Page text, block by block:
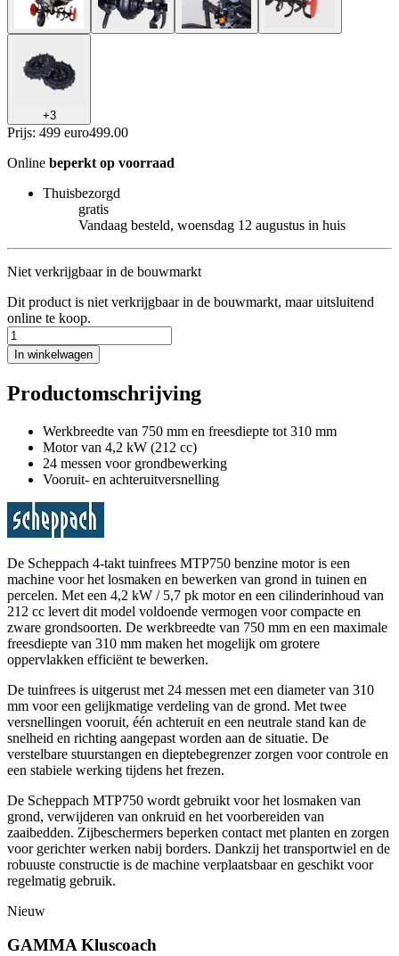
+3
Prijs: 499 euro499.00
Online beperkt op voorraad
Thuisbezorgd
gratis
Vandaag besteld, woensdag 12 augustus in huis
Niet verkrijgbaar in de bouwmarkt
Dit product is niet verkrijgbaar in de bouwmarkt, maar uitsluitend
online te koop.
In winkelwagen
Productomschrijving
Werkbreedte van 750 mm en freesdiepte tot 310 mm
Motor van 4,2 kW (212 cc)
24 messen voor grondbewerking
Vooruit- en achteruitversnelling
De Scheppach 4-takt tuinfrees MTP750 benzine motor is een
machine voor het losmaken en bewerken van grond in tuinen en
percelen. Met een 4,2 kW / 5,7 pk motor en een cilinderinhoud van
212 cc levert dit model voldoende vermogen voor compacte en
zware grondsoorten. De werkbreedte van 750 mm en een maximale
freesdiepte van 310 mm maken het mogelijk om grotere
oppervlakken efficiënt te bewerken.
De tuinfrees is uitgerust met 24 messen met een diameter van 310
mm voor een gelijkmatige verdeling van de grond. Met twee
versnellingen vooruit, één achteruit en een neutrale stand kan de
snelheid en richting aangepast worden aan de situatie. De
verstelbare stuurstangen en dieptebegrenzer zorgen voor controle en
een stabiele werking tijdens het frezen.
De Scheppach MTP750 wordt gebruikt voor het losmaken van
grond, verwijderen van onkruid en het voorbereiden van
zaaibedden. Zijbeschermers beperken contact met planten en zorgen
voor gerichter werken nabij borders. Dankzij het transportwiel en de
robuuste constructie is de machine verplaatsbaar en geschikt voor
regelmatig gebruik.
Nieuw
GAMMA Kluscoach